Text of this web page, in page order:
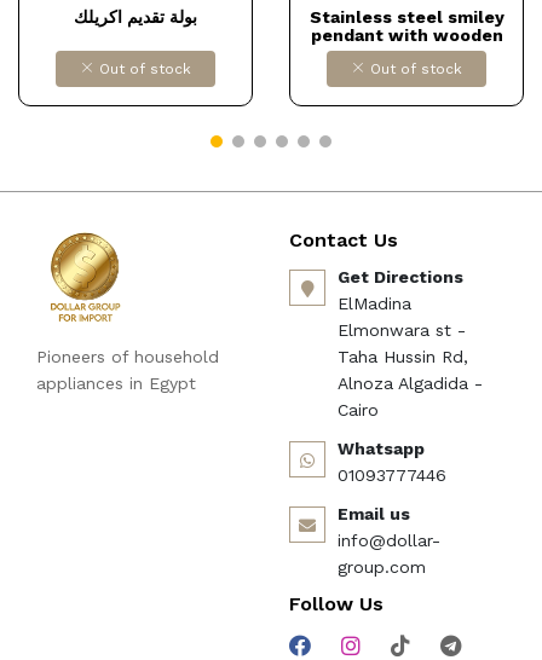
بولة تقديم اكريلك
Out of stock
Stainless steel smiley
pendant with wooden
handle Dollars for impor
Out of stock
Pioneers of household
appliances in Egypt
Contact Us
Get Directions
ElMadina
Elmonwara st -
Taha Hussin Rd,
Alnoza Algadida -
Cairo
Whatsapp
01093777446
Email us
info@dollar-
group.com
Follow Us